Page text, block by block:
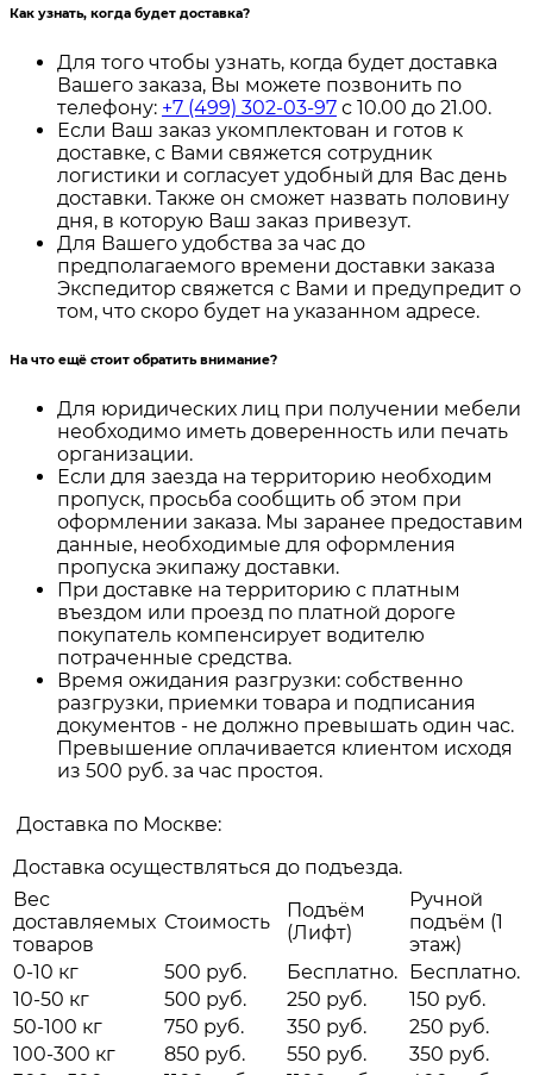
Как узнать, когда будет доставка?
Для того чтобы узнать, когда будет доставка
Вашего заказа, Вы можете позвонить по
телефону: +7 (499) 302-03-97 с 10.00 до 21.00.
Если Ваш заказ укомплектован и готов к
доставке, с Вами свяжется сотрудник
логистики и согласует удобный для Вас день
доставки. Также он сможет назвать половину
дня, в которую Ваш заказ привезут.
Для Вашего удобства за час до
предполагаемого времени доставки заказа
Экспедитор свяжется с Вами и предупредит о
том, что скоро будет на указанном адресе.
На что ещё стоит обратить внимание?
Для юридических лиц при получении мебели
необходимо иметь доверенность или печать
организации.
Если для заезда на территорию необходим
пропуск, просьба сообщить об этом при
оформлении заказа. Мы заранее предоставим
данные, необходимые для оформления
пропуска экипажу доставки.
При доставке на территорию с платным
въездом или проезд по платной дороге
покупатель компенсирует водителю
потраченные средства.
Время ожидания разгрузки: собственно
разгрузки, приемки товара и подписания
документов - не должно превышать один час.
Превышение оплачивается клиентом исходя
из 500 руб. за час простоя.
Доставка по Москве:
Доставка осуществляться до подъезда.
Вес
доставляемых
товаров
Стоимость
Подъём
(Лифт)
Ручной
подъём (1
этаж)
0-10 кг
500 руб. Бесплатно. Бесплатно.
10-50 кг
500 руб. 250 руб.
150 руб.
50-100 кг
750 руб. 350 руб.
250 руб.
100-300 кг
850 руб. 550 руб.
350 руб.